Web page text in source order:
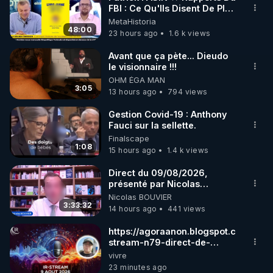
🌱 INSTAGRAM
https://www.instagram.com/rdlr_thierrycasasnovas/
http://rgnr.li/instagram
🌱 LA NEWSLETTER
Pour ne pas rater l’actualité RGNR (stages,
http://rgnr.li/news
🌱 VIDÉOS NON CENSURÉES SUR ODYSEE
Toutes les vidéos Youtube sont aussi sur la
http://rgnr.li/odysee
🌱 LES STAGES EN PRÉSENTIEL
http://rgnr.li/stages
48:00
FBI : Ce Qu'Ils Disent De Plus
Grave Sur Hitler
MetaHistoria
23 hours ago
1.6 k views
3:05
Avant que ça pète... Dieudo
le visionnaire !!!
OHM ÉGA MAN
13 hours ago
794 views
1:08
Gestion Covid-19 : Anthony
Fauci sur la sellette.
Finalscape
15 hours ago
1.4 k views
3:33:32
Direct du 09/08/2026,
présenté par Nicolas
BOUVIER
Nicolas BOUVIER
14 hours ago
441 views
https://agoraanon.blogspot.com/
stream-n79-direct-de-
christelle.html
vivre
23 minutes ago